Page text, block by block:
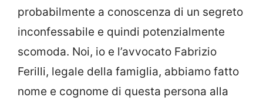
probabilmente a conoscenza di un segreto
inconfessabile e quindi potenzialmente
scomoda. Noi, io e l’avvocato Fabrizio
Ferilli, legale della famiglia, abbiamo fatto
nome e cognome di questa persona alla